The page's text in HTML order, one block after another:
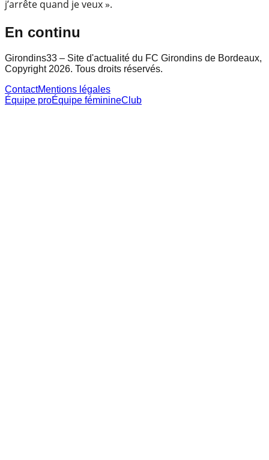
j’arrête quand je veux ».
En continu
Girondins33 – Site d'actualité du FC Girondins de Bordeaux,
Copyright 2026. Tous droits réservés.
ContactMentions légales
Équipe proÉquipe féminineClub